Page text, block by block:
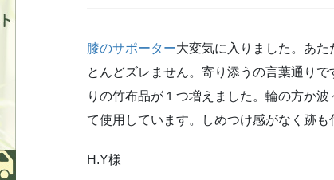
膝のサポーター大変気に入りました。あ
とんどズレません。寄り添うの言葉通り
りの竹布品が１つ増えました。輪の方か
て使用しています。しめつけ感がなく跡も
H.Y様